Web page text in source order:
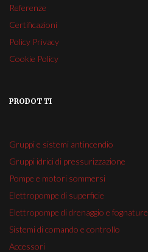
Referenze
Certificazioni
Policy Privacy
Cookie Policy
PRODOTTI
Gruppi e sistemi antincendio
Gruppi idrici di pressurizzazione
Pompe e motori sommersi
Elettropompe di superficie
Elettropompe di drenaggio e fognature
Sistemi di comando e controllo
Accessori